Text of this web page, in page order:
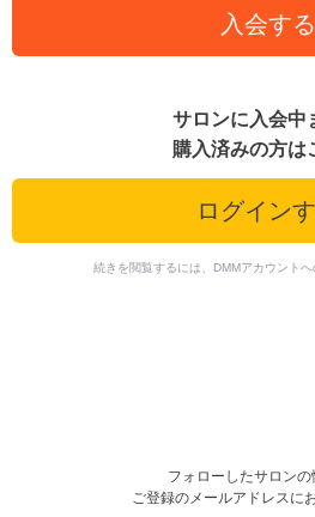
入会する
サロンに入会中
購入済みの方は
ログイン
続きを閲覧するには、DMMアカウントへ
フォローしたサロンの
ご登録のメールアドレスに